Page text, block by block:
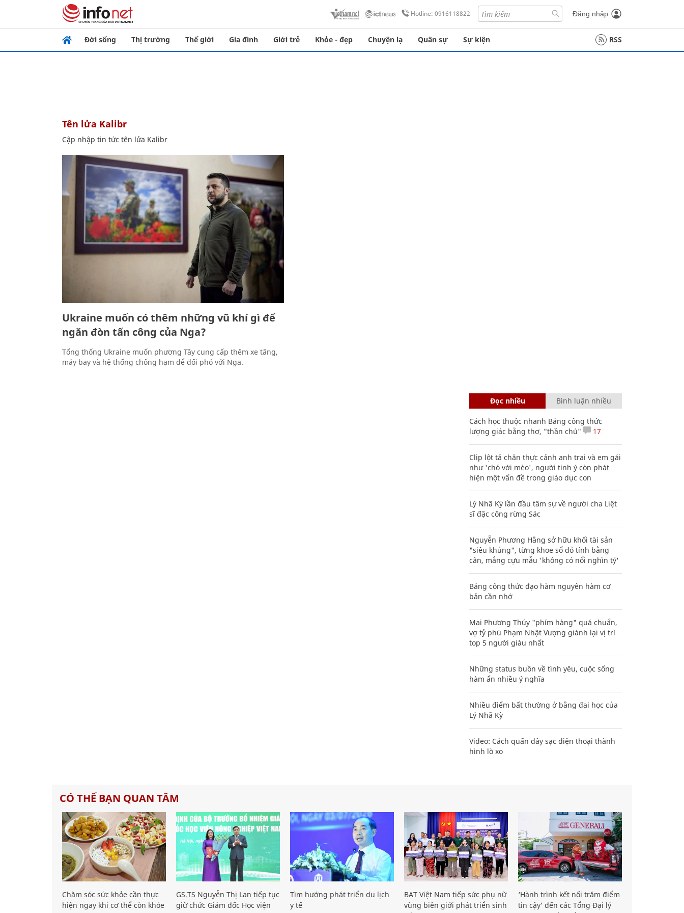
Hotline: 0916118822 Đăng nhập
Đời sống Thị trường Thế giới Gia đình Giới trẻ Khỏe - đẹp Chuyện lạ Quân sự Sự kiện RSS
tên lửa Kalibr
Cập nhập tin tức tên lửa Kalibr
Ukraine muốn có thêm những vũ khí gì để
ngăn đòn tấn công của Nga?
Tổng thống Ukraine muốn phương Tây cung cấp thêm xe tăng,
máy bay và hệ thống chống hạm để đối phó với Nga.
Đọc nhiều Bình luận nhiều
Cách học thuộc nhanh Bảng công thức
lượng giác bằng thơ, "thần chú"
17
Clip lột tả chân thực cảnh anh trai và em gái
như 'chó với mèo', người tinh ý còn phát
hiện một vấn đề trong giáo dục con
Lý Nhã Kỳ lần đầu tâm sự về người cha Liệt
sĩ đặc công rừng Sác
Nguyễn Phương Hằng sở hữu khối tài sản
"siêu khủng", từng khoe sổ đỏ tính bằng
cân, mắng cựu mẫu 'không có nổi nghìn tỷ'
Bảng công thức đạo hàm nguyên hàm cơ
bản cần nhớ
Mai Phương Thúy "phím hàng" quá chuẩn,
vợ tỷ phú Phạm Nhật Vượng giành lại vị trí
top 5 người giàu nhất
Những status buồn về tình yêu, cuộc sống
hàm ẩn nhiều ý nghĩa
Nhiều điểm bất thường ở bằng đại học của
Lý Nhã Kỳ
Video: Cách quấn dây sạc điện thoại thành
hình lò xo
CÓ THỂ BẠN QUAN TÂM
Chăm sóc sức khỏe cần thực
hiện ngay khi cơ thể còn khỏe
GS.TS Nguyễn Thị Lan tiếp tục
giữ chức Giám đốc Học viện
Tìm hướng phát triển du lịch
y tế
BAT Việt Nam tiếp sức phụ nữ
vùng biên giới phát triển sinh
‘Hành trình kết nối trăm điểm
tin cậy’ đến các Tổng Đại lý